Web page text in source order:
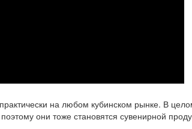
на любом кубинском рынке. В
они тоже становятся сувенирной